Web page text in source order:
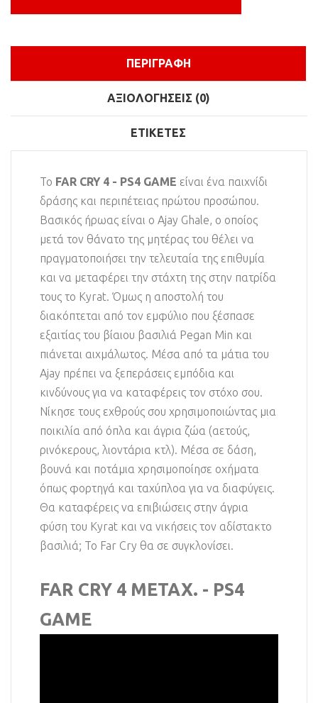
ΠΕΡΙΓΡΑΦΉ
ΑΞΙΟΛΟΓΉΣΕΙΣ (0)
ΕΤΙΚΈΤΕΣ
Το FAR CRY 4 - PS4 GAME είναι ένα παιχνίδι
δράσης και περιπέτειας πρώτου προσώπου.
Βασικός ήρωας είναι ο Ajay Ghale, ο οποίος
μετά τον θάνατο της μητέρας του θέλει να
πραγματοποιήσει την τελευταία της επιθυμία
και να μεταφέρει την στάχτη της στην πατρίδα
τους το Kyrat. Όμως η αποστολή του
διακόπτεται από τον εμφύλιο που ξέσπασε
εξαιτίας του βίαιου βασιλιά Pegan Min και
πιάνεται αιχμάλωτος. Μέσα από τα μάτια του
Ajay πρέπει να ξεπεράσεις εμπόδια και
κινδύνους για να καταφέρεις τον στόχο σου.
Νίκησε τους εχθρούς σου χρησιμοποιώντας μια
ποικιλία από όπλα και άγρια ζώα (αετούς,
ρινόκερους, λιοντάρια κτλ). Μέσα σε δάση,
βουνά και ποτάμια χρησιμοποίησε οχήματα
όπως φορτηγά και ταχύπλοα για να διαφύγεις.
Θα καταφέρεις να επιβιώσεις στην άγρια
φύση του Kyrat και να νικήσεις τον αδίστακτο
βασιλιά; Το Far Cry θα σε συγκλονίσει.
FAR CRY 4 ΜΕΤΑΧ. - PS4
GAME